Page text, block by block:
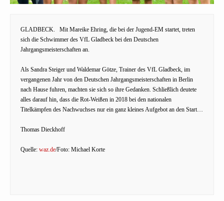
GLADBECK.
Mit Mareike Ehring, die bei der Jugend-EM startet, treten
sich die Schwimmer des VfL Gladbeck bei den Deutschen
Jahrgangsmeisterschaften an.
Als Sandra Steiger und Waldemar Götze, Trainer des VfL Gladbeck, im
vergangenen Jahr von den Deutschen Jahrgangsmeisterschaften in Berlin
nach Hause fuhren, machten sie sich so ihre Gedanken. Schließlich deutete
alles darauf hin, dass die Rot-Weißen in 2018 bei den nationalen
Titelkämpfen des Nachwuchses nur ein ganz kleines Aufgebot an den Start…
Thomas Dieckhoff
Quelle: waz.de/Foto: Michael Korte